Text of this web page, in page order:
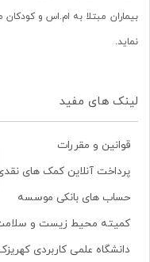
بیماران مبتلا به ام.اس و
نماید.
لینک های مفید
قوانین و مقررات
پرداخت آنلاین کمک های
حساب های بانکی موسسه
کمیته محیط زیست و
دانشگاه علمی کاربردی